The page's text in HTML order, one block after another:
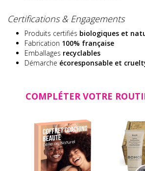
Certifications & Engagements
Produits certifiés biologiques et
Fabrication 100% française
Emballages recyclables
Démarche écoresponsable et
COMPLÉTER VOTRE